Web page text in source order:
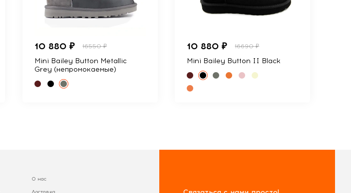
10 880 ₽ 16550 ₽
Mini Bailey Button Metallic
Grey (непромокаемые)
10 880 ₽ 16690 ₽
Mini Bailey Button II Black
О нас
Доставка